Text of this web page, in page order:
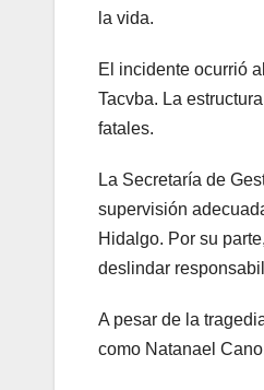
la vida.
El incidente ocurrió
Tacvba. La
fatales.
La Secretaría de
supervisión
Hidalgo. Por su
deslindar
A pesar de la
como Natanael